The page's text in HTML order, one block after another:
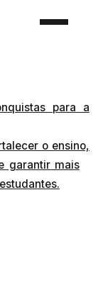
para a
o ensino,
garantir mais